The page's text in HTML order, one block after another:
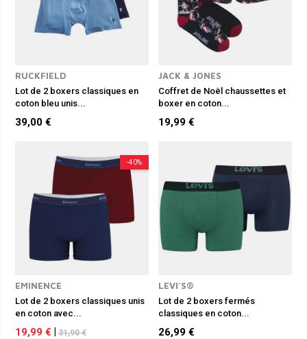
RUCKFIELD
Lot de 2 boxers classiques en
coton bleu unis...
39,00 €
JACK & JONES
Coffret de Noël chaussettes et
boxer en coton...
19,99 €
-40%
EMINENCE
Lot de 2 boxers classiques unis
en coton avec...
19,99 € 31,90 €
LEVI'S®
Lot de 2 boxers fermés
classiques en coton...
26,99 €